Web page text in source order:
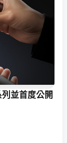
並首度公開